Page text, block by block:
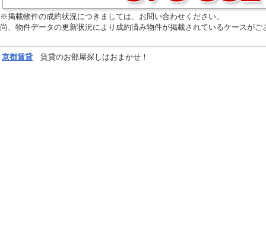
※掲載物件の成約状況につきましては、お問い合わせください。
尚、物件データの更新状況により成約済み物件が掲載されているケースが
京都賃貸 賃貸のお部屋探しはおまかせ！